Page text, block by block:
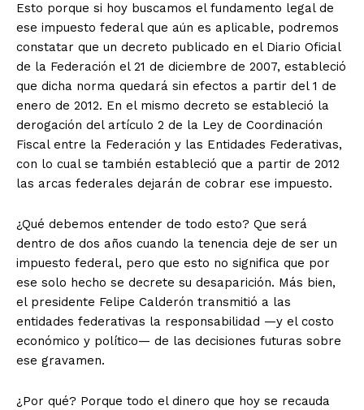
Esto porque si hoy buscamos el fundamento legal de
ese impuesto federal que aún es aplicable, podremos
constatar que un decreto publicado en el Diario Oficial
de la Federación el 21 de diciembre de 2007, estableció
que dicha norma quedará sin efectos a partir del 1 de
enero de 2012. En el mismo decreto se estableció la
derogación del artículo 2 de la Ley de Coordinación
Fiscal entre la Federación y las Entidades Federativas,
con lo cual se también estableció que a partir de 2012
las arcas federales dejarán de cobrar ese impuesto.
¿Qué debemos entender de todo esto? Que será
dentro de dos años cuando la tenencia deje de ser un
impuesto federal, pero que esto no significa que por
ese solo hecho se decrete su desaparición. Más bien,
el presidente Felipe Calderón transmitió a las
entidades federativas la responsabilidad —y el costo
económico y político— de las decisiones futuras sobre
ese gravamen.
¿Por qué? Porque todo el dinero que hoy se recauda